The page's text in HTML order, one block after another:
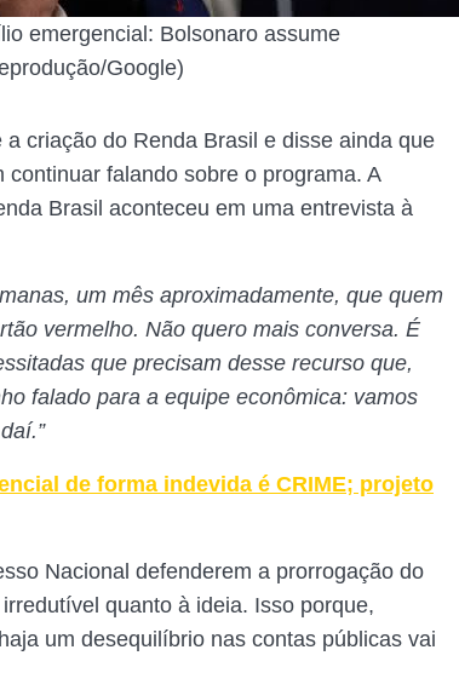
emergencial: Bolsonaro assume
Google)
criação do Renda Brasil e disse ainda que
continuar falando sobre o programa. A
Brasil aconteceu em uma entrevista à
um mês aproximadamente, que quem
vermelho. Não quero mais conversa. É
que precisam desse recurso que,
falado para a equipe econômica: vamos
de forma indevida é CRIME; projeto
Nacional defenderem a prorrogação do
quanto à ideia. Isso porque,
um desequilíbrio nas contas públicas vai